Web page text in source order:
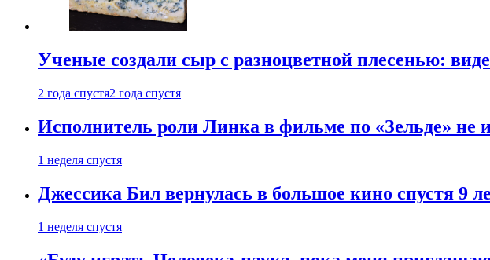
Ученые создали сыр с разноцветной плесенью:
2 года спустя2 года спустя
Исполнитель роли Линка в фильме по «Зельде»
1 неделя спустя
Джессика Бил вернулась в большое кино спустя 9
1 неделя спустя